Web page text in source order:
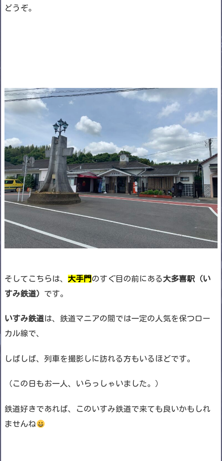
どうぞ。
そしてこちらは、 大手門 のすぐ目の前にある大多喜駅（い
すみ鉄道） です。
いすみ鉄道は、鉄道マニアの間では一定の人気を保つロー
カル線で、
しばしば、列車を撮影しに訪れる方もいるほどです。
（この日もお一人、いらっしゃいました。）
鉄道好きであれば、このいすみ鉄道で来ても良いかもしれ
ませんね